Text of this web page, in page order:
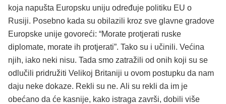
koja napušta Europsku uniju određuje politiku EU o
Rusiji. Posebno kada su obilazili kroz sve glavne gradove
Europske unije govoreći: “Morate protjerati ruske
diplomate, morate ih protjerati”. Tako su i učinili. Većina
njih, iako neki nisu. Tada smo zatražili od onih koji su se
odlučili pridružiti Velikoj Britaniji u ovom postupku da nam
daju neke dokaze. Rekli su ne. Ali su rekli da im je
obećano da će kasnije, kako istraga završi, dobili više